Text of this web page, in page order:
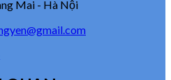
Mai - Hà Nội